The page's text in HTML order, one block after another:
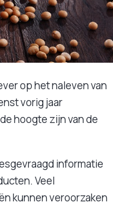
op het naleven van
vorig jaar
hoogte zijn van de
informatie
Veel
kunnen veroorzaken